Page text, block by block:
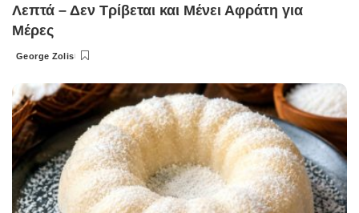
Λεπτά – Δεν Τρίβεται και Μένει Αφράτη για
Μέρες
Posted
George Zolis